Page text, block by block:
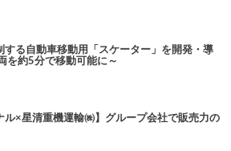
する自動車移動用「スケーター」を開発・導
を約5分で移動可能に～
ル×星清重機運輸㈱】グループ会社で販売力の